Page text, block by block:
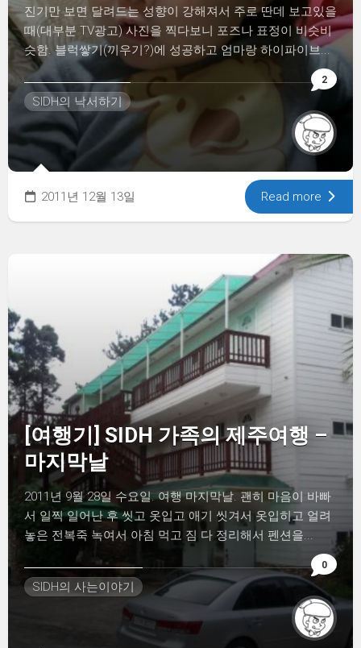
2
진기만 보면 달려드는 성향이 강해져서 주로 딴데 보고있을
때(대부분 TV광고) 사진을 찍다보니 포즈나 표정이 비슷비
슷함. 블럭쌓기(끼우기?)에 성공하고 엄마랑 하이파이브...
SIDH의 낙서하기
2011년 12월 13일 Read more
0
[여행기] SIDH 가족의 제주여행 –
마지막날
2011년 9월 28일 수요일. 여행 마지막날. 괜히 마음이 바빠
서 일찍 일어난 후 씻고 옷입고 애기 씻겨서 옷입히고 얼려
놓은 전복죽 녹여서 아침 먹고 짐 다 정리해서 펜션을...
SIDH의 사는이야기